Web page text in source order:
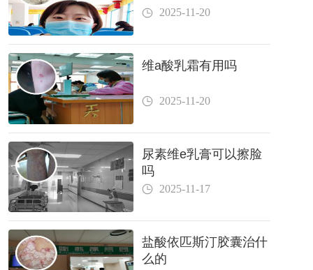
2025-11-20
维a酸乳霜有用吗
2025-11-20
尿素维e乳膏可以擦脸
吗
2025-11-17
盐酸依匹斯汀胶囊治什
么的